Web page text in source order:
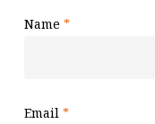
Name *
Email *